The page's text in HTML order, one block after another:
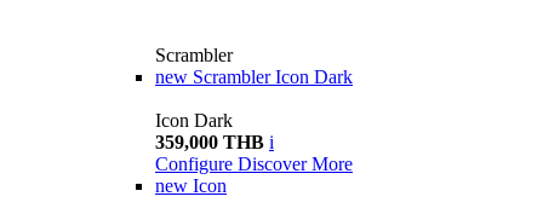
Scrambler
new Scrambler Icon Dark
Icon Dark
359,000 THB i
Configure Discover More
new Icon